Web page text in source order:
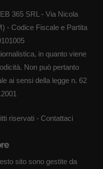
365 SRL - Via Nicola
- Codice Fiscale e Partita
in quanto viene
Non può pertanto
ai sensi della legge n. 62
riservati - Contattaci
sito sono gestite da